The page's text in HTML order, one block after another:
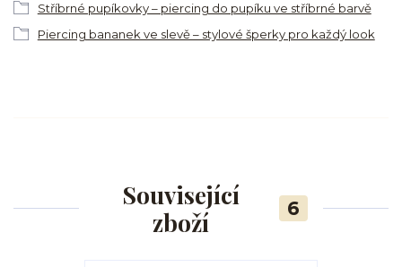
Stříbrné pupíkovky – piercing do pupíku ve stříbrné barvě
Piercing bananek ve slevě – stylové šperky pro každý look
Související
zboží
6